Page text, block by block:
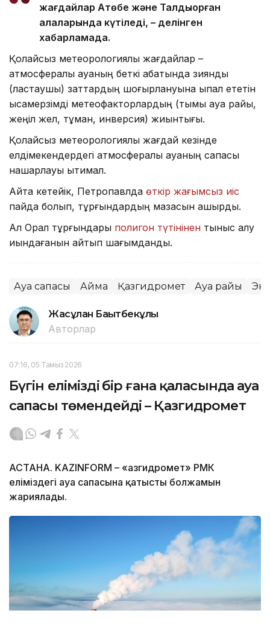
жағдайлар Ақтөбе және Талдықорған
қалаларында күтіледі, – делінген
хабарламада.
Қолайсыз метеорологиялық жағдайлар –
атмосфералық ауаның беткі қабатында зиянды
(ластаушы) заттардың шоғырлануына ықпал ететін
қысқамерзімді метеофакторлардың (тымық ауа райы,
жеңіл жел, тұман, инверсия) жиынтығы.
Қолайсыз метеорологиялық жағдай кезінде
елдімекендердегі атмосфералық ауаның сапасы
нашарлауы ықтимал.
Айта кетейік, Петропавлда өткір жағымсыз иіс
пайда болып, тұрғындардың мазасын қашырды.
Ал Орал тұрғындары полигон түтінінен тыныс алу
қиындағанын айтып шағымданды.
Ауа сапасы Аймақ Қазгидромет Ауа райы
Жасұлан Бақытбекұлы
Авторлар
07:16, 05 Тамыз 2026
Бүгін еліміздің бір ғана қаласында ауа
сапасы төмендейді – Қазгидромет
АСТАНА. KAZINFORM – «Қазгидромет» РМК
еліміздегі ауа сапасына қатысты болжамын
жариялады.